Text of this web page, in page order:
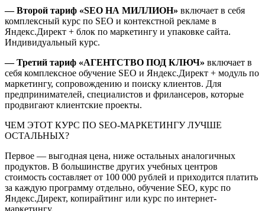
— Второй тариф «SEO НА МИЛЛИОН» включает в себя
комплексный курс по SEO и контекстной рекламе в
Яндекс.Директ + блок по маркетингу и упаковке сайта.
Индивидуальный курс.
— Третий тариф «АГЕНТСТВО ПОД КЛЮЧ» включает в
себя комплексное обучение SEO и Яндекс.Директ + модуль по
маркетингу, сопровождению и поиску клиентов. Для
предпринимателей, специалистов и фрилансеров, которые
продвигают клиентские проекты.
ЧЕМ ЭТОТ КУРС ПО SEO-МАРКЕТИНГУ ЛУЧШЕ
ОСТАЛЬНЫХ?
Первое — выгодная цена, ниже остальных аналогичных
продуктов. В большинстве других учебных центров
стоимость составляет от 100 000 рублей и приходится платить
за каждую программу отдельно, обучение SEO, курс по
Яндекс.Директ, копирайтинг или курс по интернет-
маркетингу.